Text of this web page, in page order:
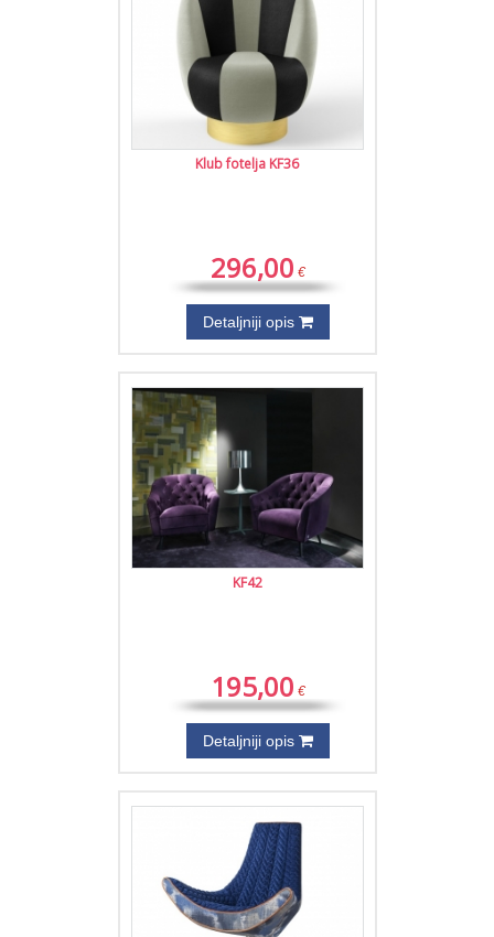
Klub fotelja KF36
296,00 €
Detaljniji opis
KF42
195,00 €
Detaljniji opis